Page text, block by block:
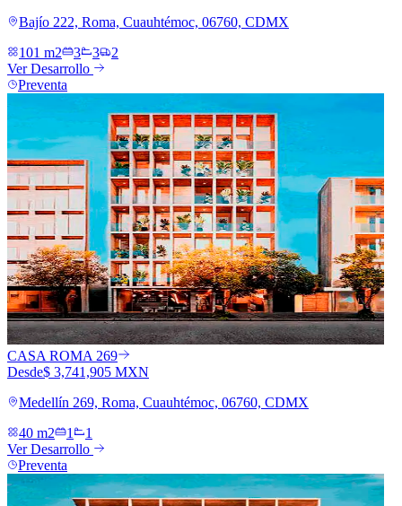
Bajío 222, Roma, Cuauhtémoc, 06760, CDMX
101 m2
3 3
2
Ver Desarrollo
Preventa
CASA ROMA 269
Desde$ 3,741,905 MXN
Medellín 269, Roma, Cuauhtémoc, 06760, CDMX
40 m2
1
1
Ver Desarrollo
Preventa